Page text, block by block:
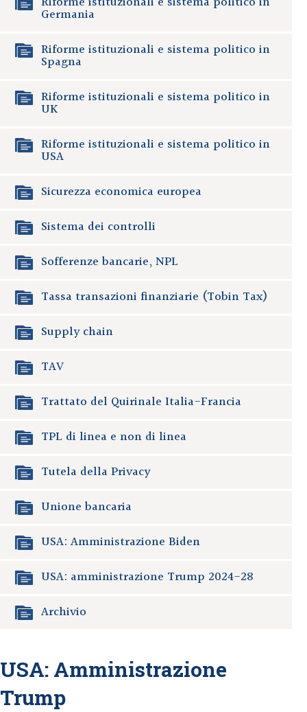
Germania
Riforme istituzionali e sistema politico in
Spagna
Riforme istituzionali e sistema politico in
UK
Riforme istituzionali e sistema politico in
USA
Sicurezza economica europea
Sistema dei controlli
Sofferenze bancarie, NPL
Tassa transazioni finanziarie (Tobin Tax)
Supply chain
TAV
Trattato del Quirinale Italia-Francia
TPL di linea e non di linea
Tutela della Privacy
Unione bancaria
USA: Amministrazione Biden
USA: amministrazione Trump 2024-28
Archivio
USA: Amministrazione
Trump